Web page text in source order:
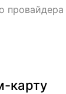
провайдера
карту